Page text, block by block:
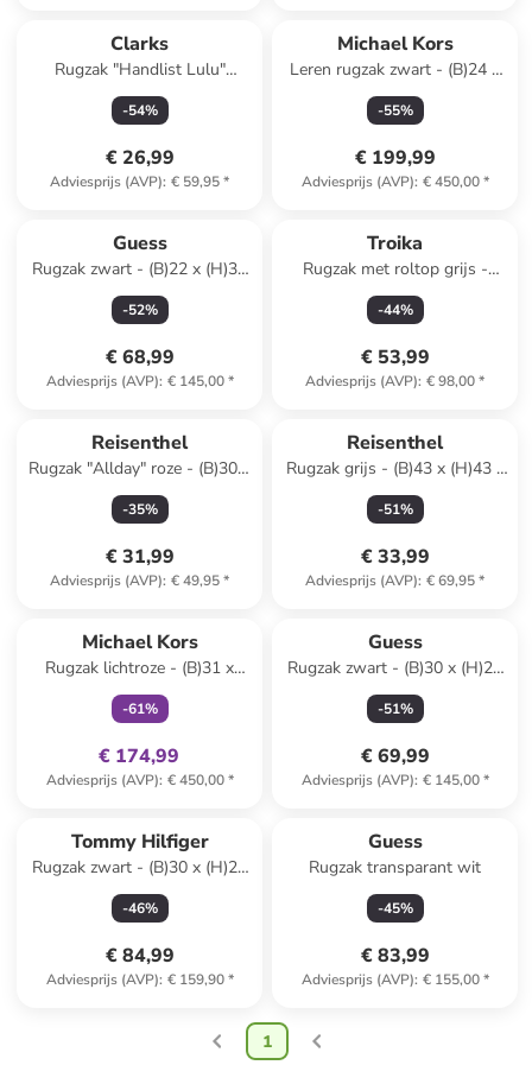
Clarks
Rugzak "Handlist Lulu"
zilverkleurig - (B)24,5 x (H)30
x (D)12 cm
-54%
€ 26,99
Adviesprijs (AVP): € 59,95*
Michael Kors
Leren rugzak zwart - (B)24 x
(H)30 x (D)13 cm
-55%
€ 199,99
Adviesprijs (AVP): € 450,00*
Guess
Rugzak zwart - (B)22 x (H)32
x (D)12 cm
-52%
€ 68,99
Adviesprijs (AVP): € 145,00*
Troika
Rugzak met roltop grijs -
(B)33 x (H)53 x (D)11 cm
-44%
€ 53,99
Adviesprijs (AVP): € 98,00*
Reisenthel
Rugzak "Allday" roze - (B)30 x
(H)39 x (D)13 cm
-35%
€ 31,99
Adviesprijs (AVP): € 49,95*
Reisenthel
Rugzak grijs - (B)43 x (H)43 x
(D)17 cm
-51%
€ 33,99
Adviesprijs (AVP): € 69,95*
Michael Kors
Rugzak lichtroze - (B)31 x
(H)25 x (D)14 cm
-61%
€ 174,99
Adviesprijs (AVP): € 450,00*
Guess
Rugzak zwart - (B)30 x (H)26
x (D)9 cm
-51%
€ 69,99
Adviesprijs (AVP): € 145,00*
Tommy Hilfiger
Rugzak zwart - (B)30 x (H)24
x (D)12 cm
-46%
€ 84,99
Adviesprijs (AVP): € 159,90*
Guess
Rugzak transparant wit
-45%
€ 83,99
Adviesprijs (AVP): € 155,00*
1